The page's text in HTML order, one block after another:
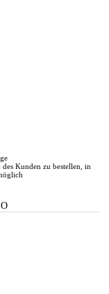
Kunden zu bestellen, in